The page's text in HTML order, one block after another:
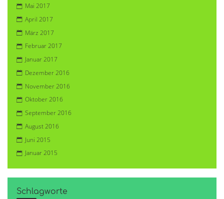
Mai 2017
April 2017
März 2017
Februar 2017
Januar 2017
Dezember 2016
November 2016
Oktober 2016
September 2016
August 2016
Juni 2015
Januar 2015
Schlagworte